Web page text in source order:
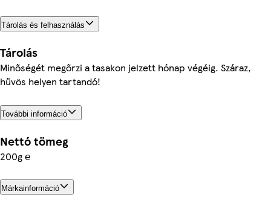
Tárolás és felhasználás
Tárolás
Minőségét megőrzi a tasakon jelzett hónap végéig. Száraz,
hűvös helyen tartandó!
További információ
Nettó tömeg
200g ℮
Márkainformáció